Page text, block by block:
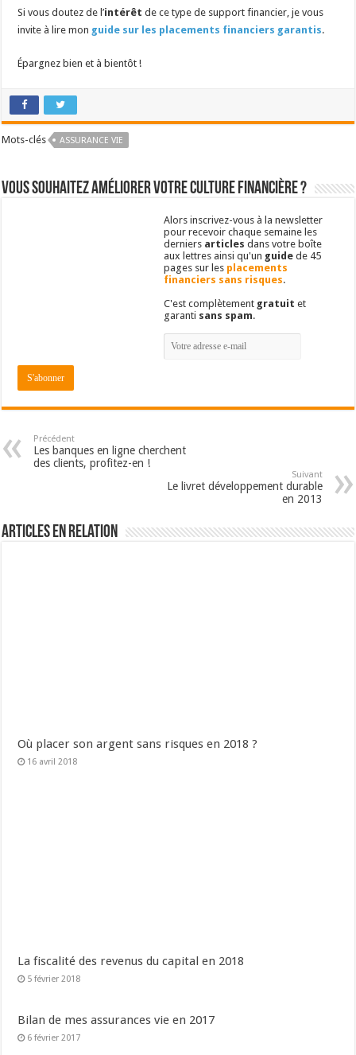
Si vous doutez de l’intérêt de ce type de support financier, je vous
invite à lire mon guide sur les placements financiers garantis.
Épargnez bien et à bientôt !
Mots-clés ASSURANCE VIE
Vous souhaitez améliorer votre culture financière ?
Alors inscrivez-vous à la newsletter
pour recevoir chaque semaine les
derniers articles dans votre boîte
aux lettres ainsi qu'un guide de 45
pages sur les placements
financiers sans risques.
C'est complètement gratuit et
garanti sans spam.
Précédent
Les banques en ligne cherchent
des clients, profitez-en !
Suivant
Le livret développement durable
en 2013
Articles en relation
Où placer son argent sans risques en 2018 ?
16 avril 2018
La fiscalité des revenus du capital en 2018
5 février 2018
Bilan de mes assurances vie en 2017
6 février 2017